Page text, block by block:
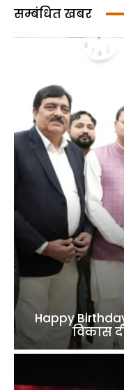
सम्बंधित खबर
Happy
विकास